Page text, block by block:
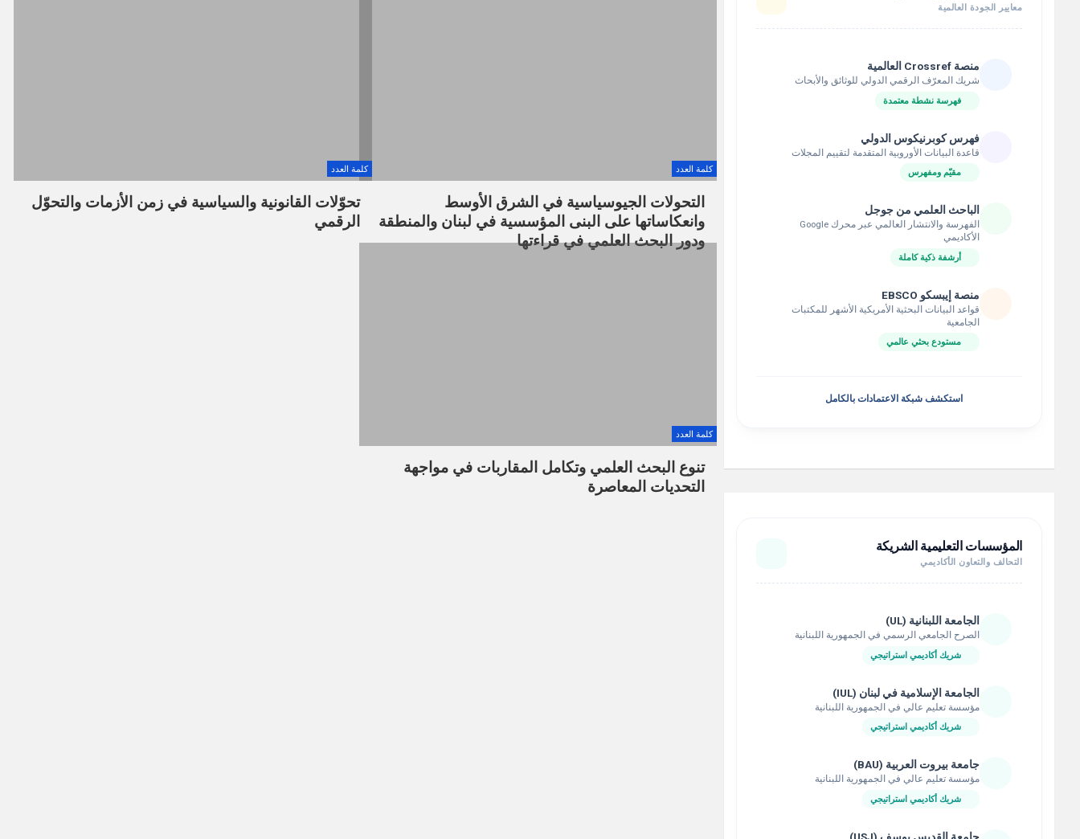
كلمة العدد
التحولات الجيوسياسية في الشرق الأوسط
وانعكاساتها على البنى المؤسسية في لبنان والمنطقة
ودور البحث العلمي في قراءتها
كلمة العدد
تحوّلات القانونية والسياسية في زمن الأزمات والتحوّل
الرقمي
كلمة العدد
تنوع البحث العلمي وتكامل المقاربات في مواجهة
التحديات المعاصرة
معايير الجودة العالمية
منصة Crossref العالمية
شريك المعرّف الرقمي الدولي للوثائق والأبحاث
فهرسة نشطة معتمدة
فهرس كوبرنيكوس الدولي
قاعدة البيانات الأوروبية المتقدمة لتقييم المجلات
مقيّم ومفهرس
الباحث العلمي من جوجل
الفهرسة والانتشار العالمي عبر محرك Google
الأكاديمي
أرشفة ذكية كاملة
منصة إيبسكو EBSCO
قواعد البيانات البحثية الأمريكية الأشهر للمكتبات
الجامعية
مستودع بحثي عالمي
استكشف شبكة الاعتمادات بالكامل
المؤسسات التعليمية الشريكة
التحالف والتعاون الأكاديمي
الجامعة اللبنانية (UL)
الصرح الجامعي الرسمي في الجمهورية اللبنانية
شريك أكاديمي استراتيجي
الجامعة الإسلامية في لبنان (IUL)
مؤسسة تعليم عالي في الجمهورية اللبنانية
شريك أكاديمي استراتيجي
جامعة بيروت العربية (BAU)
مؤسسة تعليم عالي في الجمهورية اللبنانية
شريك أكاديمي استراتيجي
جامعة القديس يوسف (USJ)